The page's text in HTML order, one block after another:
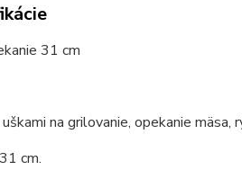
31 cm
na grilovanie, opekanie mäsa,
cm.